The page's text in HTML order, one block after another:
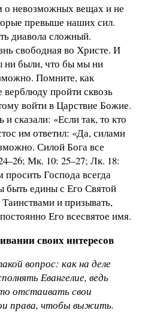
о невозможных вещах и не
превыше наших сил.
диавола сложный.
свободная во Христе. И
ни были, что бы мы ни
Помните, как
верблюду пройти сквозь
войти в Царствие Божие.
сказали: «Если так, то кто
им ответил: «Да, силами
Силой Бога все
Мк. 10: 25–27; Лк. 18:
Господа всегда
едины с Его Святой
и призывать,
Его всесвятое имя.
своих интересов
вопрос: как на деле
Евангелие, ведь
отстаивать свои
права, чтобы выжить.